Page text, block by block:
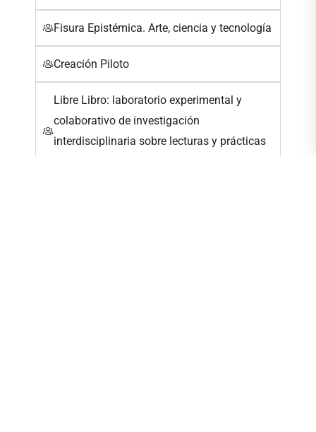
Fisura Epistémica. Arte, ciencia y tecnología
Creación Piloto
Libre Libro: laboratorio experimental y
colaborativo de investigación
interdisciplinaria sobre lecturas y prácticas